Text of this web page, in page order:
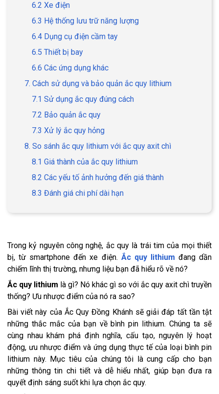
6.2 Xe điện
6.3 Hệ thống lưu trữ năng lượng
6.4 Dụng cụ điện cầm tay
6.5 Thiết bị bay
6.6 Các ứng dụng khác
7. Cách sử dụng và bảo quản ắc quy lithium
7.1 Sử dụng ắc quy đúng cách
7.2 Bảo quản ắc quy
7.3 Xử lý ắc quy hỏng
8. So sánh ắc quy lithium với ắc quy axit chì
8.1 Giá thành của ắc quy lithium
8.2 Các yếu tố ảnh hưởng đến giá thành
8.3 Đánh giá chi phí dài hạn
Trong kỷ nguyên công nghệ, ắc quy là trái tim của mọi thiết
bị, từ smartphone đến xe điện. Ắc quy lithium đang dần
chiếm lĩnh thị trường, nhưng liệu bạn đã hiểu rõ về nó?
Ắc quy lithium là gì? Nó khác gì so với ắc quy axit chì truyền
thống? Ưu nhược điểm của nó ra sao?
Bài viết này của Ắc Quy Đồng Khánh sẽ giải đáp tất tần tật
những thắc mắc của bạn về bình pin lithium. Chúng ta sẽ
cùng nhau khám phá định nghĩa, cấu tạo, nguyên lý hoạt
động, ưu nhược điểm và ứng dụng thực tế của loại bình pin
lithium này. Mục tiêu của chúng tôi là cung cấp cho bạn
những thông tin chi tiết và dễ hiểu nhất, giúp bạn đưa ra
quyết định sáng suốt khi lựa chọn ắc quy.